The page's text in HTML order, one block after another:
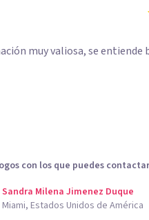
muy valiosa, se entiende
con los que puedes contactar
Sandra Milena Jimenez Duque
Miami, Estados Unidos de América